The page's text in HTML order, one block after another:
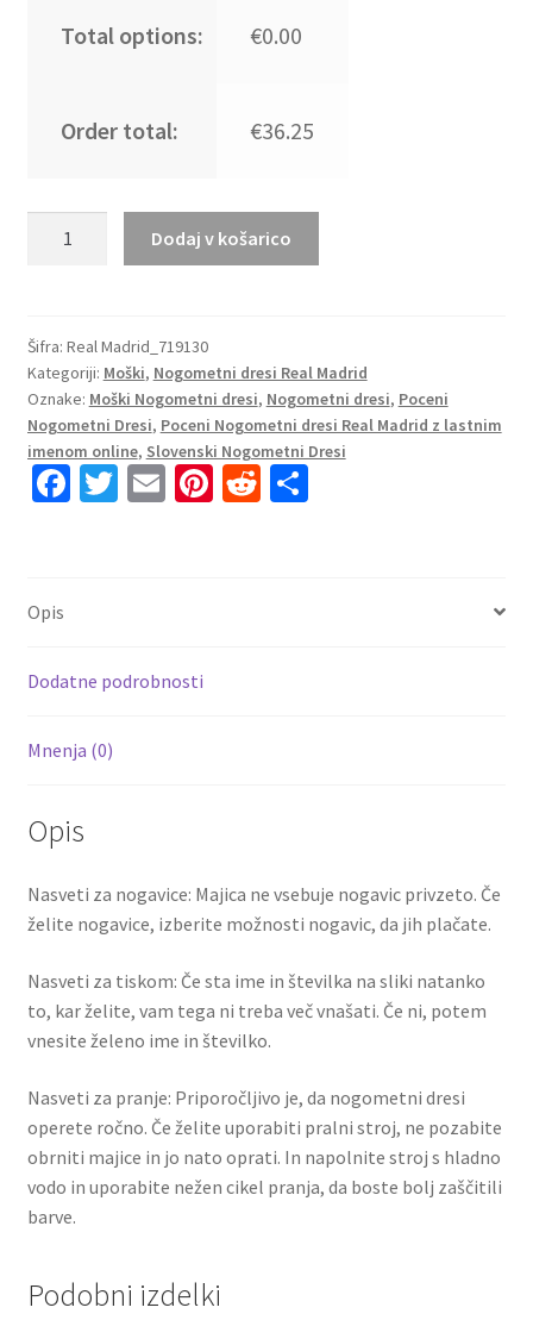
Total options: €0.00
Order total: €36.25
Madrid
Gostujoči
2023
Kratek
Rokav
količina
Dodaj v košarico
Šifra: Real Madrid_719130
Kategoriji: Moški, Nogometni dresi Real Madrid
Oznake: Moški Nogometni dresi, Nogometni dresi, Poceni
Nogometni Dresi, Poceni Nogometni dresi Real Madrid z lastnim
imenom online, Slovenski Nogometni Dresi
Fa
k
T E Pi R S
Opis
Dodatne podrobnosti
Mnenja (0)
Opis
Nasveti za nogavice: Majica ne vsebuje nogavic privzeto. Če
želite nogavice, izberite možnosti nogavic, da jih plačate.
Nasveti za tiskom: Če sta ime in številka na sliki natanko
to, kar želite, vam tega ni treba več vnašati. Če ni, potem
vnesite želeno ime in številko.
Nasveti za pranje: Priporočljivo je, da nogometni dresi
operete ročno. Če želite uporabiti pralni stroj, ne pozabite
obrniti majice in jo nato oprati. In napolnite stroj s hladno
vodo in uporabite nežen cikel pranja, da boste bolj zaščitili
barve.
Podobni izdelki